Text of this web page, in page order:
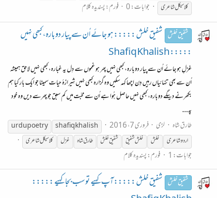
کلاسیکل شاعری
جوابات: 0 فورم:پسندیدہ کلام
شفیق خلش شفیق خلش ::::: ہو جائے اُن سے پیار دوبارہ، کبھی نہیں
::::: Shafiq Khalish
غزلِ ہو جائے اُن سے پیار دوبارہ، کبھی نہیں پھر ہو غموں سے دِل یہ غبارہ، کبھی نہیں لاحق ہمیشہ
اُن سے بھی تنہائیاں رہیں دِن اچھا کہہ سکیں وہ گزارہ کبھی نہیں شِیرازۂ حیات سمیٹا جو ایک بار کیا ہم
بکھرنے دیںگے دوبارہ، کبھی نہیں حاصل ہُوا ہے اُن سے محبّت میں کم سبق جو پھرسے دیں وہ خود
پہ...
طارق شاہ
لڑی فروری 7، 2016 shafiq khalish
urdupoetry
اردو شاعری
خلش خلش شفیق شفیق خلش طارق شاہ غزل کلاسیکل شاعری
جوابات: 1 فورم:پسندیدہ کلام
شفیق خلش شفیق خلش ::::: آپ کہیے تو سب بجا کہیے :::::